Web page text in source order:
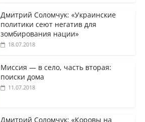
Дмитрий Соломчук: «Украинские
политики сеют негатив для
зомбирования нации»
18.07.2018
Миссия — в село, часть вторая:
поиски дома
11.07.2018
Дмитрий Соломчук: «Коровы на